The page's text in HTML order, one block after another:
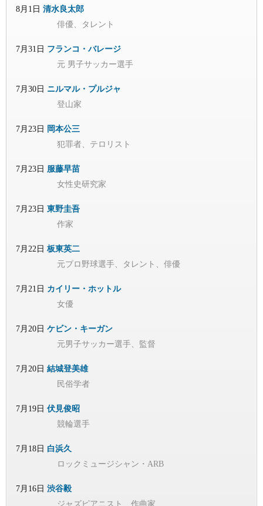
8月1日 清水良太郎
俳優、タレント
7月31日 フランコ・バレージ
元 男子サッカー選手
7月30日 ニルマル・プルジャ
登山家
7月23日 岡本公三
犯罪者、テロリスト
7月23日 服藤早苗
女性史研究家
7月23日 東野圭吾
作家
7月22日 板東英二
元プロ野球選手、タレント、俳優
7月21日 カイリー・ホットル
女優
7月20日 ケビン・キーガン
元男子サッカー選手、監督
7月20日 結城登美雄
民俗学者
7月19日 伏見俊昭
競輪選手
7月18日 白浜久
ロックミュージシャン・ARB
7月16日 渋谷毅
ジャズピアニスト、作曲家